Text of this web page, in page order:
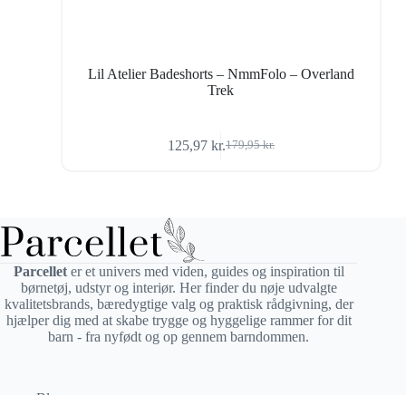
Lil Atelier Badeshorts – NmmFolo – Overland
Trek
179,95kr.
Den
125,97 kr.Den
Parcelleter et univers med viden, guides og inspiration til
børnetøj, udstyr og interiør. Her finder du nøje udvalgte
kvalitetsbrands, bæredygtige valg og praktisk rådgivning, der
hjælper dig med at skabe trygge og hyggelige rammer for dit
barn - fra nyfødt og op gennem barndommen.